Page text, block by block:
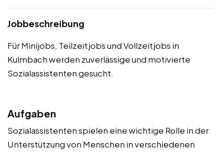
Jobbeschreibung
Für Minijobs, Teilzeitjobs und Vollzeitjobs in
Kulmbach werden zuverlässige und motivierte
Sozialassistenten gesucht.
Aufgaben
Sozialassistenten spielen eine wichtige Rolle in der
Unterstützung von Menschen in verschiedenen